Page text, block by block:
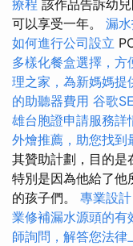
療程 該作品告訴幼
可以享受一年。 漏
如何進行公司設立
多樣化餐盒選擇，方
理之家，為新媽媽提
的助聽器費用 谷歌
雄台胞證申請服務詳
外燴推薦，助您找到
其贊助計劃，目的是
特別是因為他給了他
的孩子們。 專業設
業修補漏水源頭的有
師詢問，解答您法律